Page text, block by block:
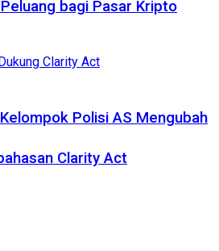
bagi Pasar Kripto
Polisi AS Mengubah
Clarity Act